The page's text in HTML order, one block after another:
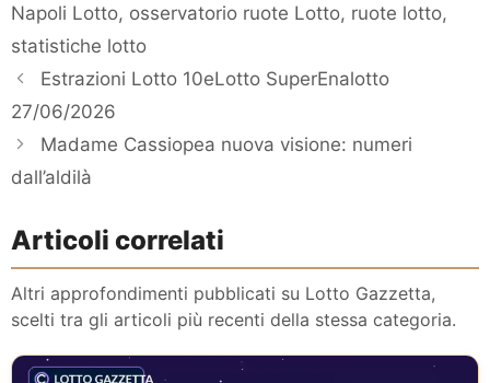
Napoli Lotto, osservatorio ruote Lotto, ruote lotto,
statistiche lotto
Estrazioni Lotto 10eLotto SuperEnalotto
27/06/2026
Madame Cassiopea nuova visione: numeri
dall’aldilà
Articoli correlati
Altri approfondimenti pubblicati su Lotto Gazzetta,
scelti tra gli articoli più recenti della stessa categoria.